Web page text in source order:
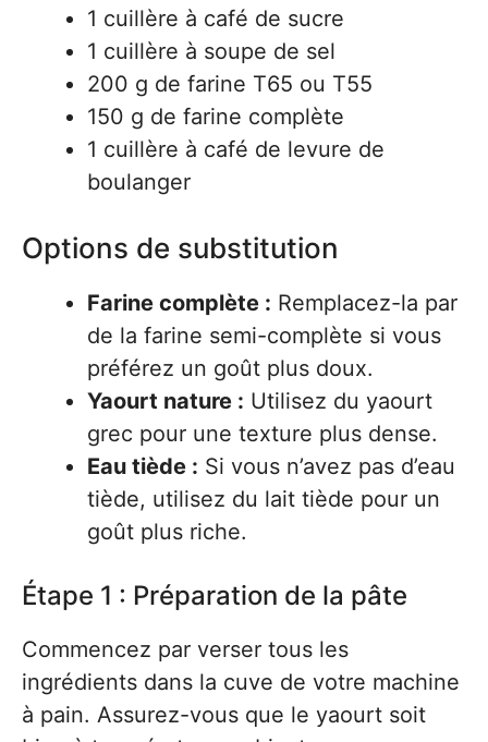
1 cuillère à café de sucre
1 cuillère à soupe de sel
200 g de farine T65 ou T55
150 g de farine complète
1 cuillère à café de levure de
boulanger
Options de substitution
Farine complète : Remplacez-la par
de la farine semi-complète si vous
préférez un goût plus doux.
Yaourt nature : Utilisez du yaourt
grec pour une texture plus dense.
Eau tiède : Si vous n’avez pas d’eau
tiède, utilisez du lait tiède pour un
goût plus riche.
Étape 1 : Préparation de la pâte
Commencez par verser tous les
ingrédients dans la cuve de votre machine
à pain. Assurez-vous que le yaourt soit